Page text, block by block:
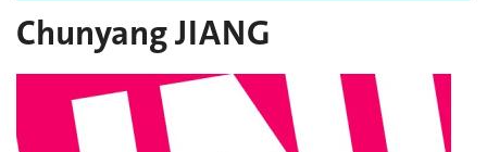
Chunyang JIANG